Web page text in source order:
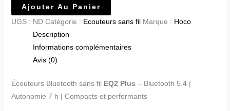
Ajouter Au Panier
UGS : ND Catégorie : Ecouteurs sans fil Marque : Hoco
Description
Informations complémentaires
Avis (0)
Écouteurs Bluetooth sans fil EQ2 Plus – Bluetooth 5.4 |
Autonomie 7 h | Compacts et performants